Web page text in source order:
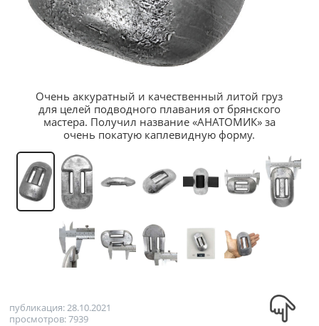
Очень аккуратный и качественный литой груз
для целей подводного плавания от брянского
мастера. Получил название «АНАТОМИК» за
очень покатую каплевидную форму.
публикация: 28.10.2021
просмотров: 7939